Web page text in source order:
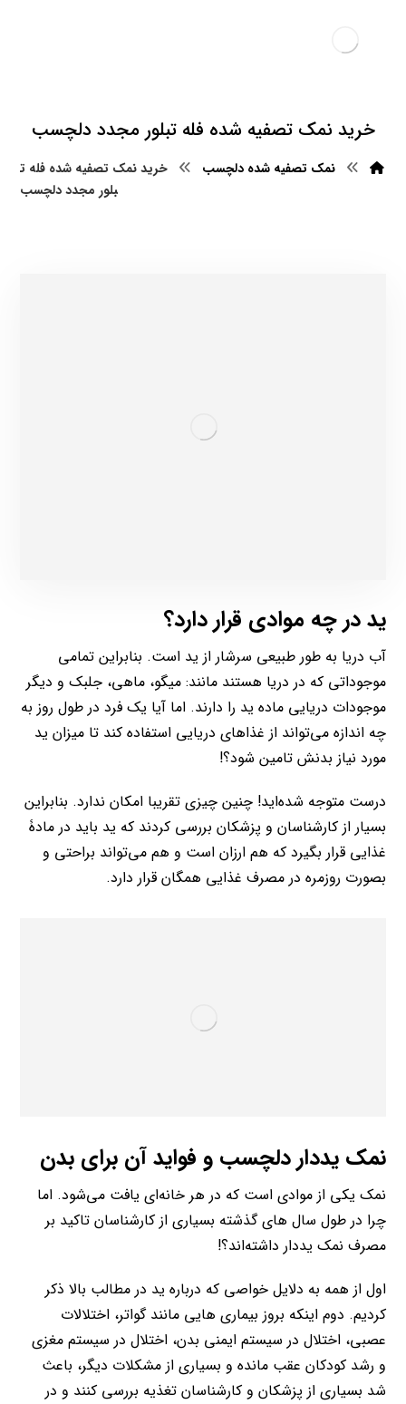
خرید نمک تصفیه شده فله تبلور مجدد دلچسب
نمک تصفیه شده دلچسب
خرید نمک تصفیه شده فله ت
بلور مجدد دلچسب
ید در چه موادی قرار دارد؟
آب دریا به طور طبیعی سرشار از ید است. بنابراین تمامی
موجوداتی که در دریا هستند مانند: میگو، ماهی، جلبک و دیگر
موجودات دریایی ماده ید را دارند. اما آیا یک فرد در طول روز به
چه اندازه می‌تواند از غذاهای دریایی استفاده کند تا میزان ید
مورد نیاز بدنش تامین شود؟!
درست متوجه شده‌اید! چنین چیزی تقریبا امکان ندارد. بنابراین
بسیار از کارشناسان و پزشکان بررسی کردند که ید باید در مادۀ
غذایی قرار بگیرد که هم ارزان است و هم می‌تواند براحتی و
بصورت روزمره در مصرف غذایی همگان قرار دارد.
نمک یددار دلچسب و فواید آن برای بدن
نمک یکی از موادی است که در هر خانه‌ای یافت می‌شود. اما
چرا در طول سال های گذشته بسیاری از کارشناسان تاکید بر
مصرف نمک یددار داشته‌اند؟!
اول از همه به دلایل خواصی که درباره ید در مطالب بالا ذکر
کردیم. دوم اینکه بروز بیماری هایی مانند گواتر، اختلالات
عصبی، اختلال در سیستم ایمنی بدن، اختلال در سیستم مغزی
و رشد کودکان عقب مانده و بسیاری از مشکلات دیگر، باعث
شد بسیاری از پزشکان و کارشناسان تغذیه بررسی کنند و در